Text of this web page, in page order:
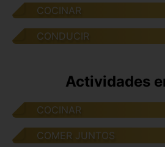
COCINAR
CONDUCIR
Actividades
COCINAR
COMER JUNTOS